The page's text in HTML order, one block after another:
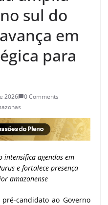
sul do
em
para
2026
0 Comments
intensifica agendas em
e fortalece presença
amazonense
candidato ao Governo